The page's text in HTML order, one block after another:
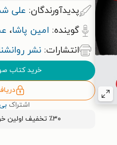
پدیدآورندگان: علی
گوینده: امین پاشا،
انتشارات: نشر
خرید کتاب
اشتراک
٪۳۰ تخفیف اولین خرید کتاب با کد